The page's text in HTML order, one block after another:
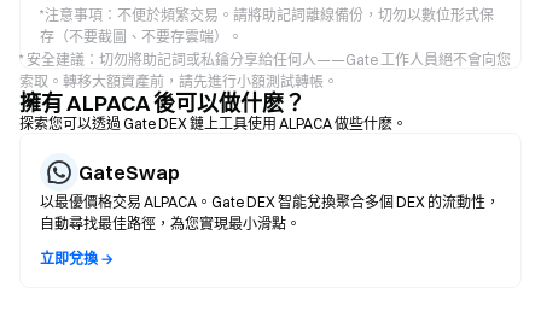
*注意事項：不便於頻繁交易。請將助記詞離線備份，切勿以數位形式保
存（不要截圖、不要存雲端）。
* 安全建議：切勿將助記詞或私鑰分享給任何人——Gate 工作人員絕不會向您
索取。轉移大額資產前，請先進行小額測試轉帳。
擁有 ALPACA 後可以做什麽？
探索您可以透過 Gate DEX 鏈上工具使用 ALPACA 做些什麽。
GateSwap
以最優價格交易 ALPACA。Gate DEX 智能兌換聚合多個 DEX 的流動性，
自動尋找最佳路徑，為您實現最小滑點。
立即兌換 →